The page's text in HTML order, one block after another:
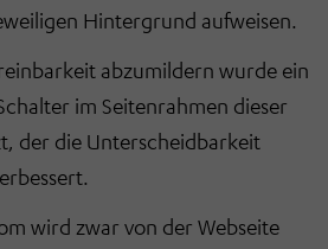
Hintergrund aufweisen.
abzumildern wurde ein
im Seitenrahmen dieser
der die Unterscheidbarkeit
wird zwar von der Webseite